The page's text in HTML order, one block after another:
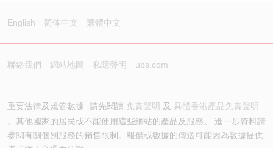
English 简体中文 繁體中文
聯絡我們 網站地圖 私隱聲明 ubs.com
重要法律及規管數據 -請先閱讀 免責聲明 及 具體香港產品免責聲明
。其他國家的居民或不能使用這些網站的產品及服務。 進一步資料請
參閱有關個別服務的銷售限制。報價或數據的傳送可能因為數據提供